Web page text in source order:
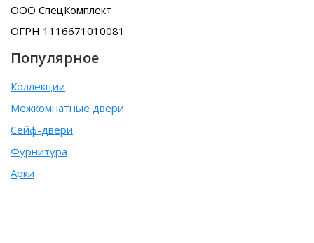
ООО СпецКомплект
ОГРН 1116671010081
Популярное
Коллекции
Межкомнатные двери
Сейф-двери
Фурнитура
Арки